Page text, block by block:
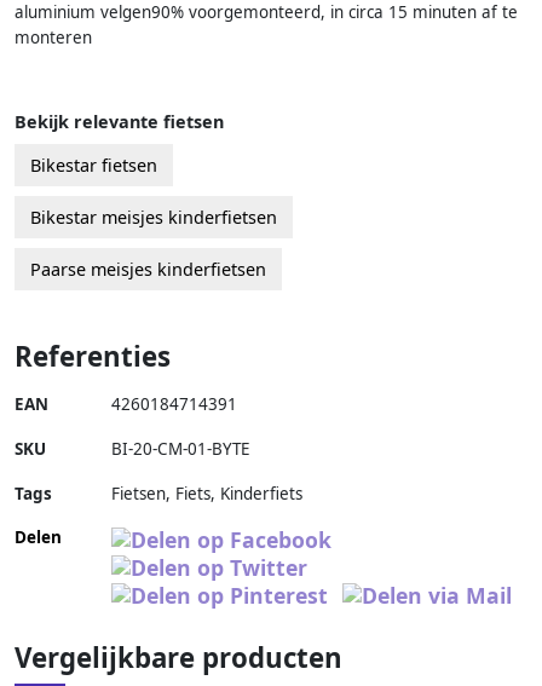
aluminium velgen90% voorgemonteerd, in circa 15 minuten af te
monteren
Bekijk relevante fietsen
Bikestar fietsen
Bikestar meisjes kinderfietsen
Paarse meisjes kinderfietsen
Referenties
EAN 4260184714391
SKU BI-20-CM-01-BYTE
Tags
Fietsen, Fiets, Kinderfiets
Delen
Vergelijkbare producten